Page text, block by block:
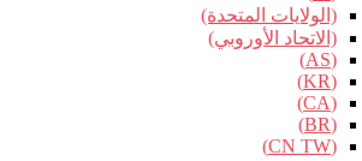
(الولايات المتحدة)
(الاتحاد الأوروبي)
(AS)
(KR)
(CA)
(BR)
(CN TW)